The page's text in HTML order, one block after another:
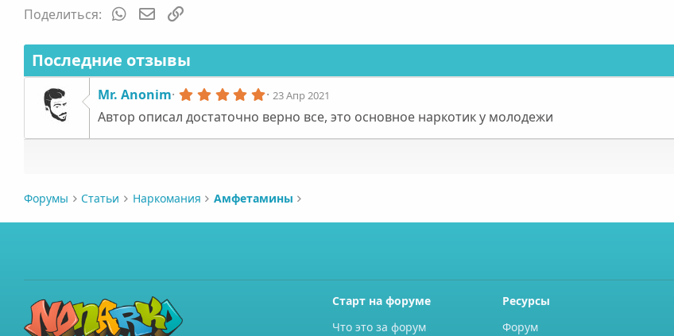
к
ц
:
Поделиться: WhatsAppЭлектронная почта
Последние отзывы
Mr. Anonim 5
0
з
д
23 Апр 2021
Автор описал достаточно верно все, это основное наркотик у молодежи
Форумы Статьи Наркомания Амфетамины
Старт на форуме
Что это за форум
Ресурсы
Форум